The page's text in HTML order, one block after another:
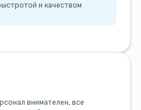
и качеством
внимателен, все